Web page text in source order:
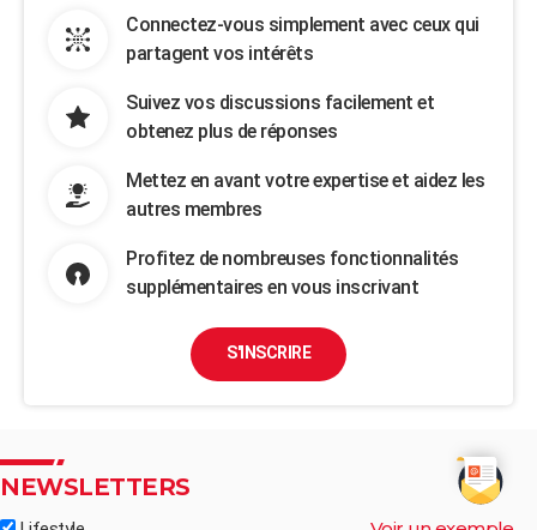
Connectez-vous simplement avec ceux qui
partagent vos intérêts
Suivez vos discussions facilement et
obtenez plus de réponses
Mettez en avant votre expertise et aidez les
autres membres
Profitez de nombreuses fonctionnalités
supplémentaires en vous inscrivant
S'INSCRIRE
NEWSLETTERS